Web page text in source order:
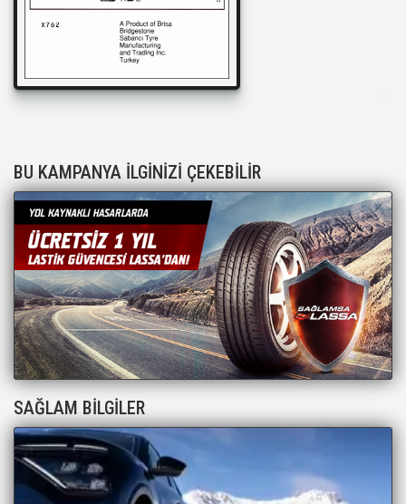
BU KAMPANYA İLGİNİZİ ÇEKEBİLİR
SAĞLAM BİLGİLER